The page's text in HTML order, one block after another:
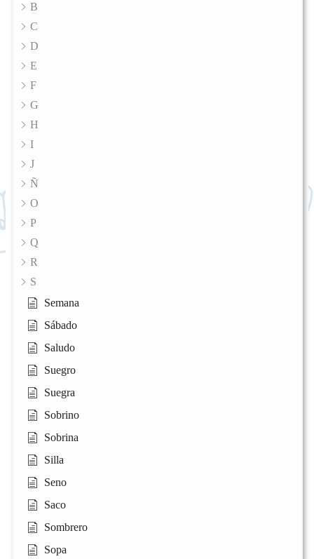
B
C
D
E
F
G
H
I
J
Ñ
O
P
Q
R
S
Semana
Sábado
Saludo
Suegro
Suegra
Sobrino
Sobrina
Silla
Seno
Saco
Sombrero
Sopa